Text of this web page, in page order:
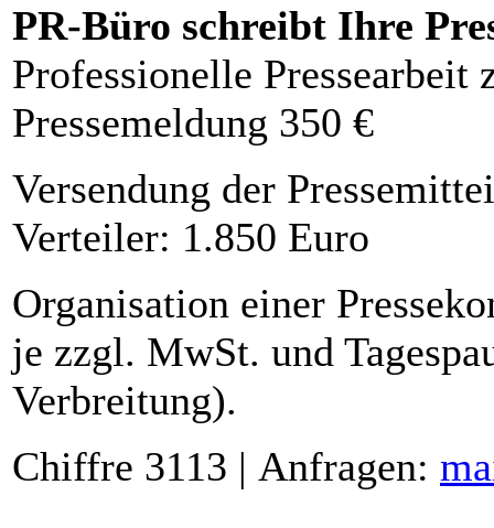
PR-Büro schreibt Ihre
Professionelle Pressearbeit
Pressemeldung 350 €
Versendung der
Verteiler: 1.850 Euro
Organisation einer
je zzgl. MwSt. und
Verbreitung).
Chiffre 3113 | Anfragen: